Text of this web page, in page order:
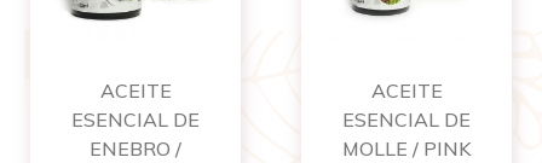
ACEITE
ESENCIAL DE
ENEBRO /
ACEITE
ESENCIAL DE
MOLLE / PINK